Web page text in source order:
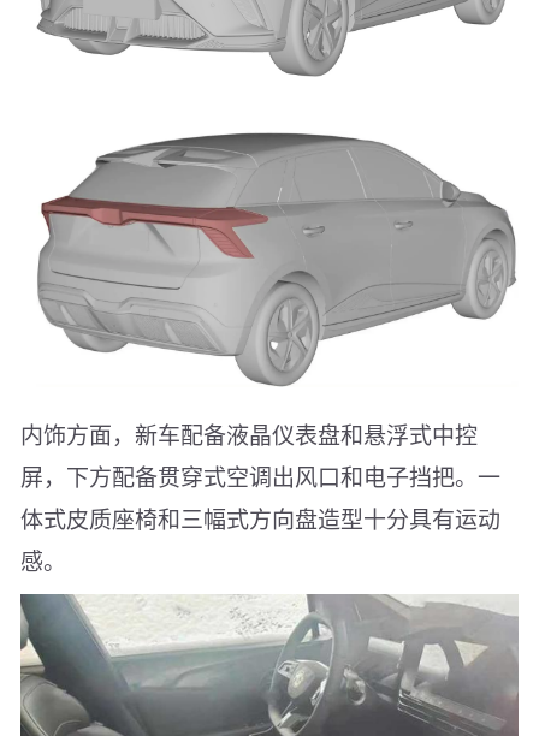
内饰方面，新车配备液晶仪表盘和悬浮式中控
屏，下方配备贯穿式空调出风口和电子挡把。一
体式皮质座椅和三幅式方向盘造型十分具有运动
感。